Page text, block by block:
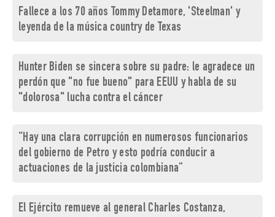
Fallece a los 70 años Tommy Detamore, 'Steelman' y
leyenda de la música country de Texas
Hunter Biden se sincera sobre su padre: le agradece un
perdón que "no fue bueno" para EEUU y habla de su
"dolorosa" lucha contra el cáncer
“Hay una clara corrupción en numerosos funcionarios
del gobierno de Petro y esto podría conducir a
actuaciones de la justicia colombiana”
El Ejército remueve al general Charles Costanza,